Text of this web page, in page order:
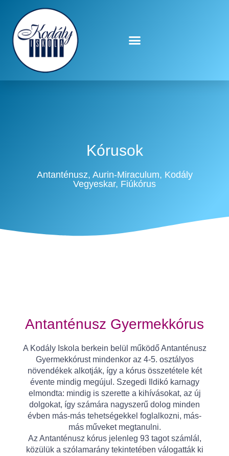
Kórusok
Kórusok
Antanténusz, Aurin-Miraculum, Kodály
Vegyeskar, Fiúkórus
Antanténusz Gyermekkórus
A Kodály Iskola berkein belül működő Antanténusz
Gyermekkórust mindenkor az 4-5. osztályos
növendékek alkotják, így a kórus összetétele két
évente mindig megújul. Szegedi Ildikó karnagy
elmondta: mindig is szerette a kihívásokat, az új
dolgokat, így számára nagyszerű dolog minden
évben más-más tehetségekkel foglalkozni, más-
más műveket megtanulni.
Az Antanténusz kórus jelenleg 93 tagot számlál,
közülük a szólamarány tekintetében válogatták ki